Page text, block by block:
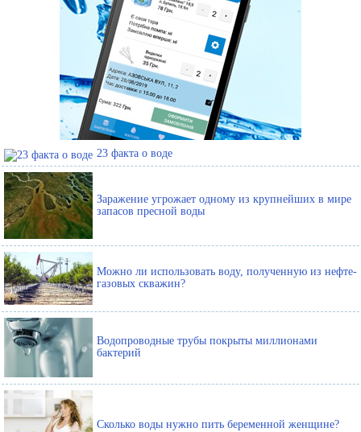
23 факта о воде
Заражение угрожает одному из крупнейших в мире
запасов пресной воды
Можно ли использовать воду, полученную из нефте-
газовых скважин?
Водопроводные трубы покрыты миллионами
бактерий
Сколько воды нужно пить беременной женщине?